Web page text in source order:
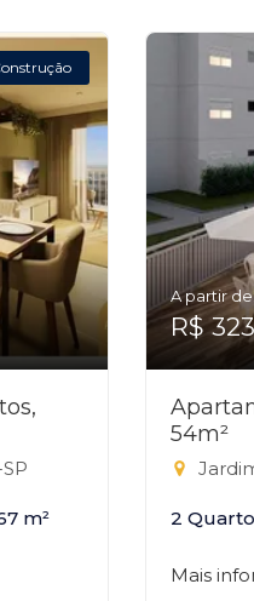
m²
A partir
R$
54m²
2
Mais